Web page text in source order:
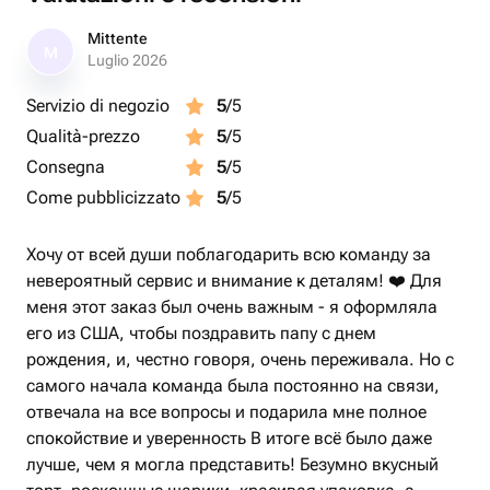
Mittente
Luglio 2026
Servizio di negozio 5/5
Qualità-prezzo
5/5
Consegna
5/5
Come pubblicizzato
5/5
Хочу от всей души поблагодарить всю команду за
невероятный сервис и внимание к деталям! ❤️ Для
меня этот заказ был очень важным - я оформляла
его из США, чтобы поздравить папу с днем
рождения, и, честно говоря, очень переживала. Но с
самого начала команда была постоянно на связи,
отвечала на все вопросы и подарила мне полное
спокойствие и уверенность В итоге всё было даже
лучше, чем я могла представить! Безумно вкусный